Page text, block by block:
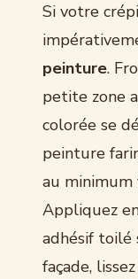
Si votre
peinture.
petite zone
colorée se
peinture
au minimum
Appliquez
adhésif toilé
façade,